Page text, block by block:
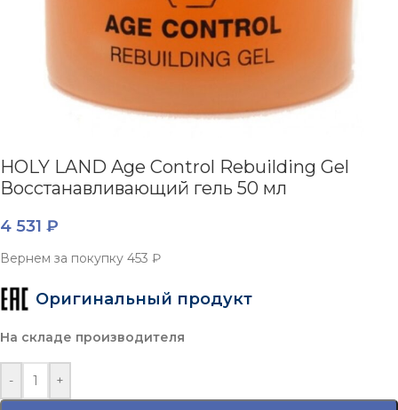
HOLY LAND Age Control Rebuilding Gel
Восстанавливающий гель 50 мл
4 531 ₽
Вернем за покупку 453 ₽
Оригинальный продукт
На складе производителя
- +